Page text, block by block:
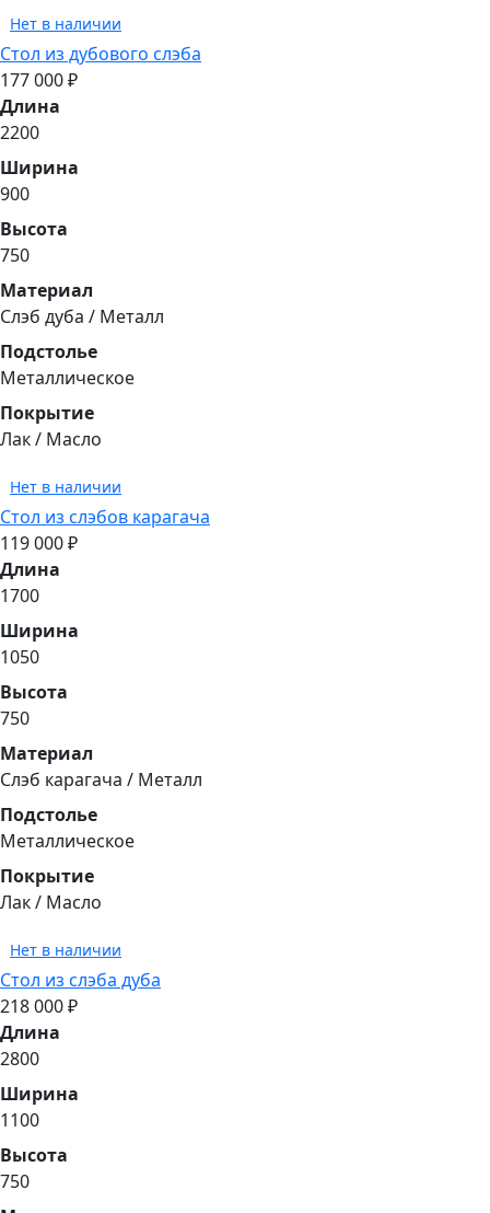
Нет в наличии
Стол из дубового слэба
177 000 ₽
Длина
2200
Ширина
900
Высота
750
Материал
Слэб дуба / Металл
Подстолье
Металлическое
Покрытие
Лак / Масло
Нет в наличии
Стол из слэбов карагача
119 000 ₽
Длина
1700
Ширина
1050
Высота
750
Материал
Cлэб карагача / Металл
Подстолье
Металлическое
Покрытие
Лак / Масло
Нет в наличии
Стол из слэба дуба
218 000 ₽
Длина
2800
Ширина
1100
Высота
750